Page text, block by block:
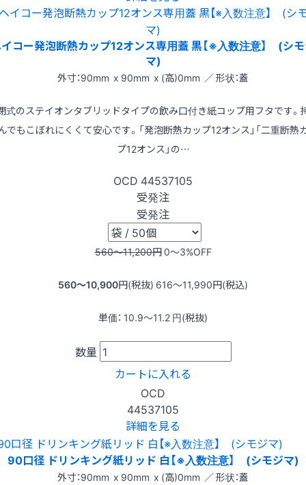
コー発泡断熱カップ12オンス専用蓋 黒【※入数注意】 (シ
マ)
外寸：90mm x 90mm x (高)0mm ／ 形状：蓋
式のステイオンタブリッドタイプの飲み口付き紙コップ用フタです。
でもこぼれにくくて安心です。「発泡断熱カップ12オンス」「二重断熱
プ12オンス」の…
OCD 44537105
受発注
受発注
560〜11,200円0〜3%OFF
560〜10,900円(税抜) 616〜11,990円(税込)
単価： 10.9〜11.2 円(税抜)
数量
カートに入れる
OCD
44537105
詳細を見る
90口径 ドリンキング紙リッド 白【※入数注意】 (シモジマ)
外寸：90mm x 90mm x (高)0mm ／ 形状：蓋